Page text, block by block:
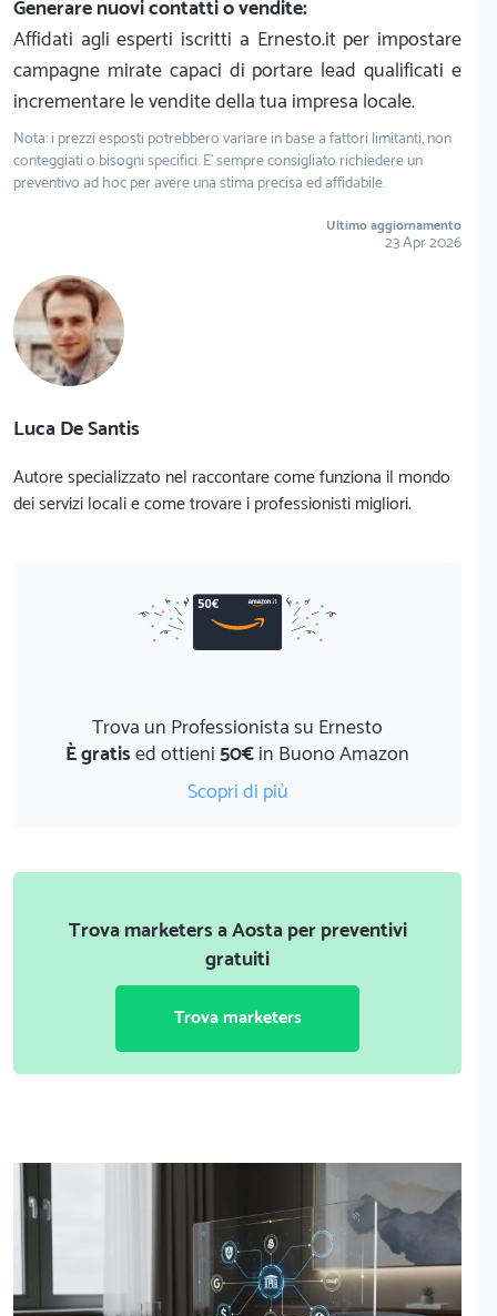
Generare nuovi contatti o vendite:
Affidati agli esperti iscritti a Ernesto.it per impostare
campagne mirate capaci di portare lead qualificati e
incrementare le vendite della tua impresa locale.
Nota: i prezzi esposti potrebbero variare in base a fattori limitanti, non
conteggiati o bisogni specifici. E' sempre consigliato richiedere un
preventivo ad hoc per avere una stima precisa ed affidabile.
Ultimo aggiornamento
23 Apr 2026
Luca De Santis
Autore specializzato nel raccontare come funziona il mondo
dei servizi locali e come trovare i professionisti migliori.
Trova un Professionista su Ernesto
È gratised ottieni50€in Buono Amazon
Scopri di più
Trova marketers a Aosta per preventivi
gratuiti
Trova marketers